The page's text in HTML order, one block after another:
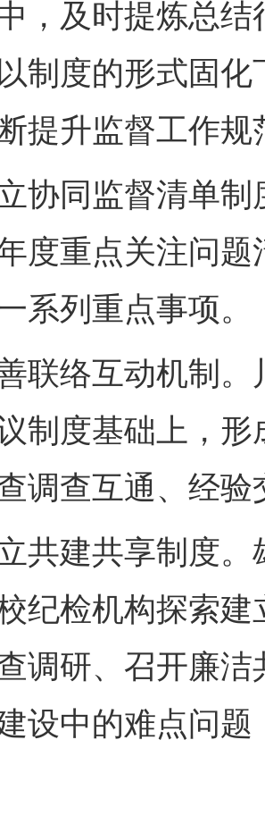
，及时提炼总
制度的形式固
提升监督工作
同监督清单制
度重点关注问
系列重点事项。
络互动机制。
制度基础上，
调查互通、经验
建共享制度。
纪检机构探索
调研、召开廉
设中的难点问题